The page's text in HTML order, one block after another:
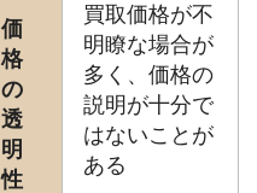
価
格
の
透
明
性
買取価格が不
明瞭な場合が
多く、価格の
説明が十分で
はないことが
ある